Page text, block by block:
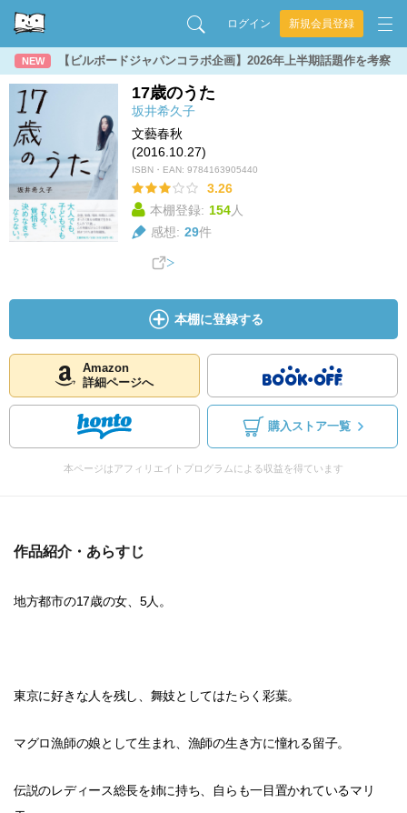
ログイン 新規会員登録
NEW 【ビルボードジャパンコラボ企画】2026年上半期話題作を考察
17歳のうた
坂井希久子
文藝春秋
(2016.10.27)
ISBN・EAN: 9784163905440
3.26
本棚登録: 154人
感想: 29件
本棚に登録する
Amazon
詳細ページへ
購入ストア一覧
本ページはアフィリエイトプログラムによる収益を得ています
作品紹介・あらすじ
地方都市の17歳の女、5人。
東京に好きな人を残し、舞妓としてはたらく彩葉。
マグロ漁師の娘として生まれ、漁師の生き方に憧れる留子。
伝説のレディース総長を姉に持ち、自らも一目置かれているマリ